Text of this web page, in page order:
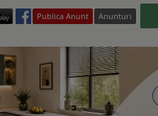
Publica Anunt Anunturi